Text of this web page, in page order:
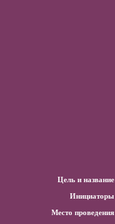
Цель и название
Инициаторы
Место проведения